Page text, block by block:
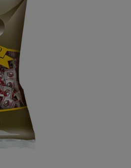
kraft